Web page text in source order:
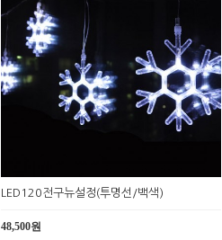
LED120전구뉴설정(투명선/백색)
48,500원